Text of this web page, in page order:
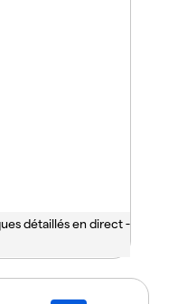
détaillés en direct -